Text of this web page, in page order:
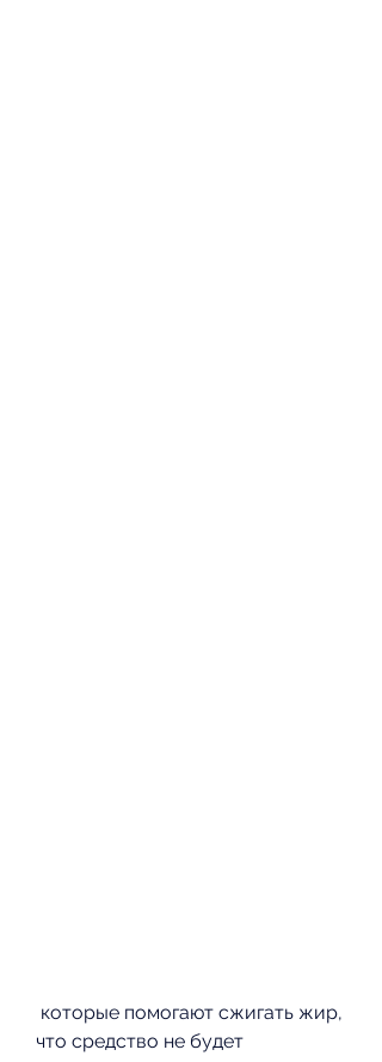
что средство не будет